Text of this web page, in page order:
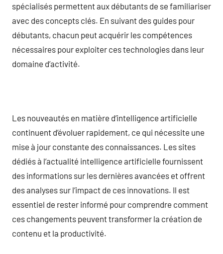
spécialisés permettent aux débutants de se familiariser
avec des concepts clés. En suivant des guides pour
débutants, chacun peut acquérir les compétences
nécessaires pour exploiter ces technologies dans leur
domaine d’activité.
Les nouveautés en matière d’intelligence artificielle
continuent d’évoluer rapidement, ce qui nécessite une
mise à jour constante des connaissances. Les sites
dédiés à l’actualité intelligence artificielle fournissent
des informations sur les dernières avancées et offrent
des analyses sur l’impact de ces innovations. Il est
essentiel de rester informé pour comprendre comment
ces changements peuvent transformer la création de
contenu et la productivité.